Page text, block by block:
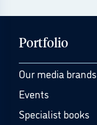
Portfolio
Our media brands
Events
Specialist books